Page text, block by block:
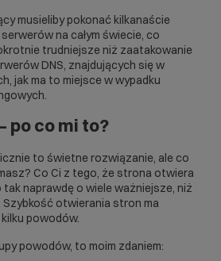
musieliby pokonać kilkanaście
na całym świecie, co
trudniejsze niż zaatakowanie
DNS, znajdujących się w
jak ma to miejsce w wypadku
po co mi to?
to świetne rozwiązanie, ale co
Co Ci z tego, że strona otwiera
naprawdę o wiele ważniejsze, niż
Szybkość otwierania stron ma
powodów.
powodów, to moim zdaniem: